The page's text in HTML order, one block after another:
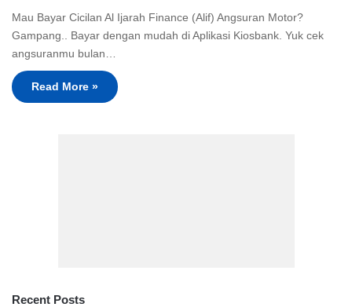
Mau Bayar Cicilan Al Ijarah Finance (Alif) Angsuran Motor?
Gampang.. Bayar dengan mudah di Aplikasi Kiosbank. Yuk cek
angsuranmu bulan…
Read More »
Recent Posts